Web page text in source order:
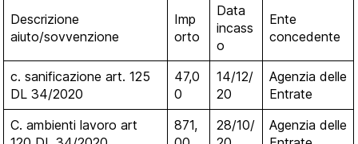
Descrizione
aiuto/sovvenzione
Imp
orto
Data
incass
o
Ente
concedente
c. sanificazione art. 125
DL 34/2020
47,0
0
14/12/
20
Agenzia delle
Entrate
C. ambienti lavoro art
871,
28/10/
Agenzia delle